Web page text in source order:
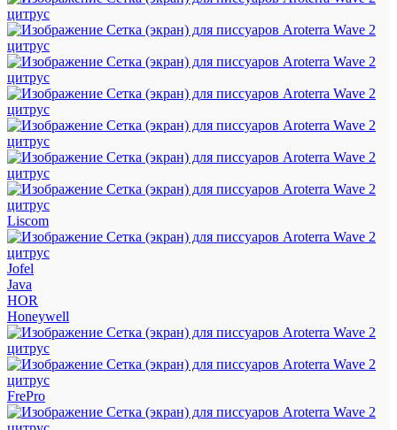
Liscom
Jofel
Java
HOR
Honeywell
FrePro